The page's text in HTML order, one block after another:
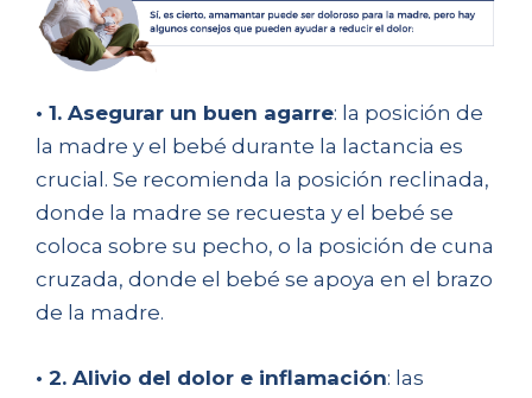
• 1. Asegurar un buen agarre: la posición de
la madre y el bebé durante la lactancia es
crucial. Se recomienda la posición reclinada,
donde la madre se recuesta y el bebé se
coloca sobre su pecho, o la posición de cuna
cruzada, donde el bebé se apoya en el brazo
de la madre.
• 2. Alivio del dolor e inflamación: las